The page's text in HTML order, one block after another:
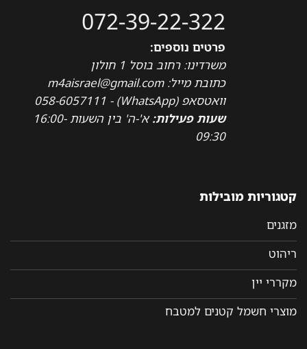
072-39-22-322
פרטים נוספים:
משרדינו: רחוב בוסל 1 חולון
כתובת מייל: m4aisrael@gmail.com
וואטסאפ (WhatsApp) - 058-6057111
שעות פעילות:
א'-ה' בין השעות 16:00-
09:30
קטגוריות מובילות
מזגנים
ריהוט
מקררי יין
מוצרי חשמל קטנים למטבח